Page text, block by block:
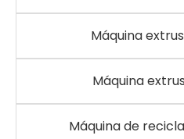
Máquina
Máquina
Máquina de